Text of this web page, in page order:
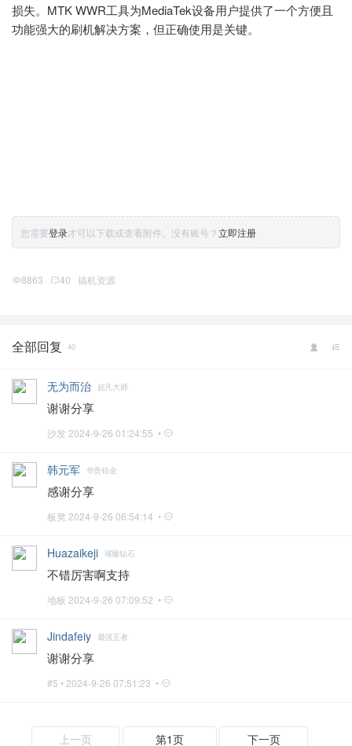
损失。MTK WWR工具为MediaTek设备用户提供了一个方便且
功能强大的刷机解决方案，但正确使用是关键。
您需要登录才可以下载或查看附件。没有账号？立即注册
8863 40 搞机资源
全部回复 40
无为而治 超凡大师
谢谢分享
沙发 2024-9-26 01:24:55 •
韩元军 华贵铂金
感谢分享
板凳 2024-9-26 06:54:14 •
Huazaikeji 璀璨钻石
不错厉害啊支持
地板 2024-9-26 07:09:52 •
Jindafeiy 最强王者
谢谢分享
#5 • 2024-9-26 07:51:23 •
上一页 第1页 下一页